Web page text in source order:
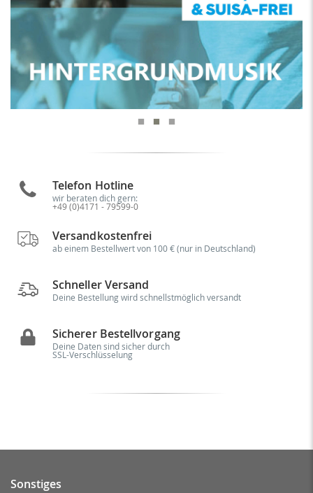
Telefon Hotline
wir beraten dich gern:
+49 (0)4171 - 79599-0
Versandkostenfrei
ab einem Bestellwert von 100 € (nur in Deutschland)
Schneller Versand
Deine Bestellung wird schnellstmöglich versandt
Sicherer Bestellvorgang
Deine Daten sind sicher durch
SSL-Verschlüsselung
Sonstiges